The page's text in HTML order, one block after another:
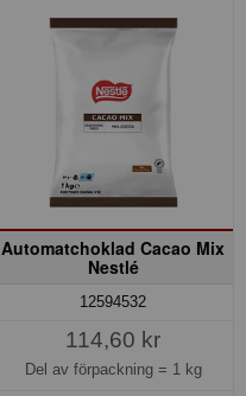
Automatchoklad Cacao Mix
Nestlé
12594532
114,60 kr
Del av förpackning = 1 kg